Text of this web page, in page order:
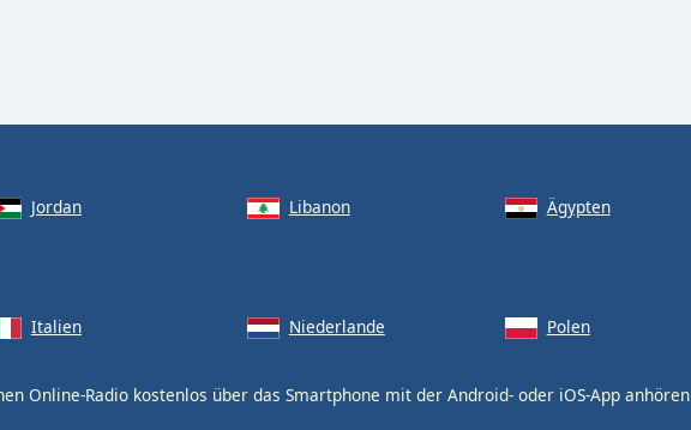
Jordan Libanon
Ägypten
Italien Niederlande Polen
Online-Radio kostenlos über das Smartphone mit der Android- oder iOS-App anhören